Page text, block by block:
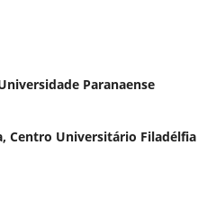
Paranaense
Centro Universitário Filadélfia